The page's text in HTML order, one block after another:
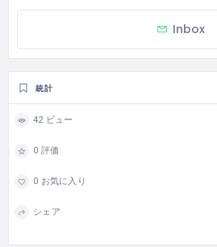
Inbox
統計
42 ビュー
0 評価
0 お気に入り
シェア